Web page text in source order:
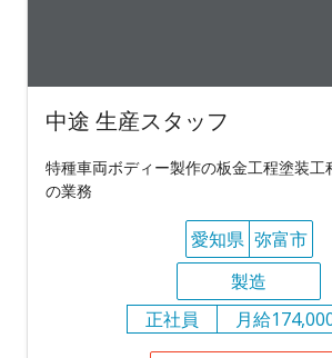
中途 生産スタッフ
特種車両ボディー製作の板金工程塗装工
の業務
愛知県 弥富市
製造
正社員
月給